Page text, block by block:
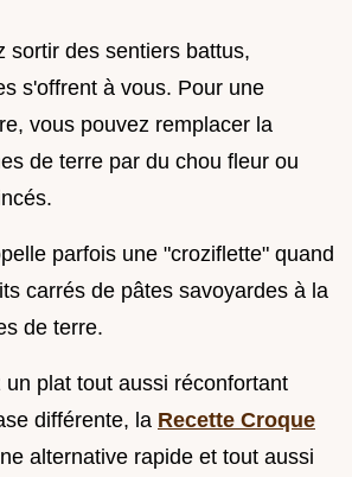
sortir des sentiers battus,
s'offrent à vous. Pour une
vous pouvez remplacer la
de terre par du chou fleur ou
parfois une "croziflette" quand
carrés de pâtes savoyardes à la
de terre.
un plat tout aussi réconfortant
différente, la Recette Croque
alternative rapide et tout aussi